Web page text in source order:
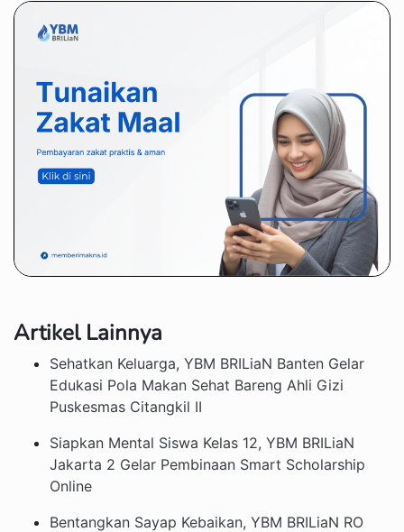
Artikel Lainnya
Sehatkan Keluarga, YBM BRILiaN Banten Gelar
Edukasi Pola Makan Sehat Bareng Ahli Gizi
Puskesmas Citangkil II
Siapkan Mental Siswa Kelas 12, YBM BRILiaN
Jakarta 2 Gelar Pembinaan Smart Scholarship
Online
Bentangkan Sayap Kebaikan, YBM BRILiaN RO